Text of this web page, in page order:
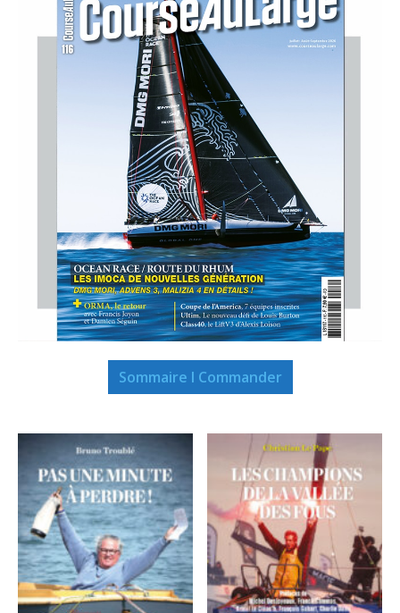
Sommaire I Commander